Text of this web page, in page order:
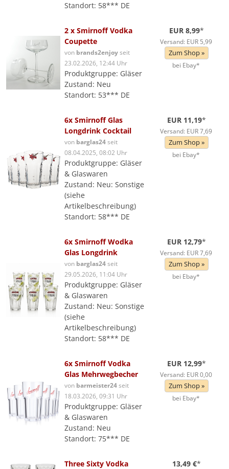
Standort: 58*** DE
2 x Smirnoff Vodka
Coupette
von brands2enjoyseit
23.02.2026, 12:44 Uhr
Produktgruppe: Gläser
Zustand: Neu
Standort: 53*** DE
EUR 8,99*
Versand: EUR 5,99
Zum Shop »
bei Ebay*
6x Smirnoff Glas
Longdrink Cocktail
von barglas24seit
08.04.2025, 08:02 Uhr
Produktgruppe: Gläser
& Glaswaren
Zustand: Neu: Sonstige
(siehe
Artikelbeschreibung)
Standort: 58*** DE
EUR 11,19*
Versand: EUR 7,69
Zum Shop »
bei Ebay*
6x Smirnoff Wodka
Glas Longdrink
von barglas24seit
29.05.2026, 11:04 Uhr
Produktgruppe: Gläser
& Glaswaren
Zustand: Neu: Sonstige
(siehe
Artikelbeschreibung)
Standort: 58*** DE
EUR 12,79*
Versand: EUR 7,69
Zum Shop »
bei Ebay*
6x Smirnoff Vodka
Glas Mehrwegbecher
von barmeister24seit
18.03.2026, 09:31 Uhr
Produktgruppe: Gläser
& Glaswaren
Zustand: Neu
Standort: 75*** DE
EUR 12,99*
Versand: EUR 0,00
Zum Shop »
bei Ebay*
Three Sixty Vodka
13,49 €*